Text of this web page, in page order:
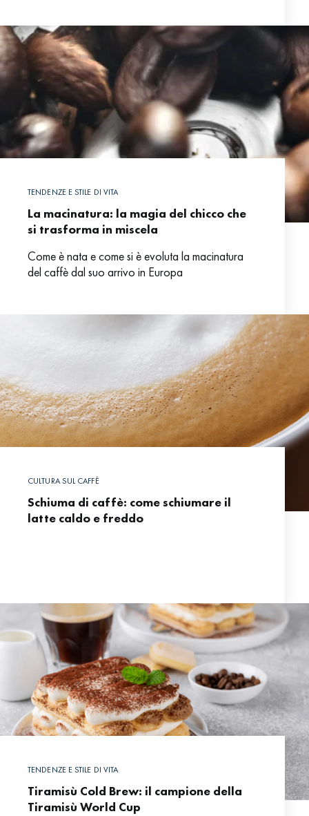
TENDENZE E STILE DI VITA
La macinatura: la magia del chicco che
si trasforma in miscela
Come è nata e come si è evoluta la macinatura
del caffè dal suo arrivo in Europa
CULTURA SUL CAFFÈ
Schiuma di caffè: come schiumare il
latte caldo e freddo
TENDENZE E STILE DI VITA
Tiramisù Cold Brew: il campione della
Tiramisù World Cup